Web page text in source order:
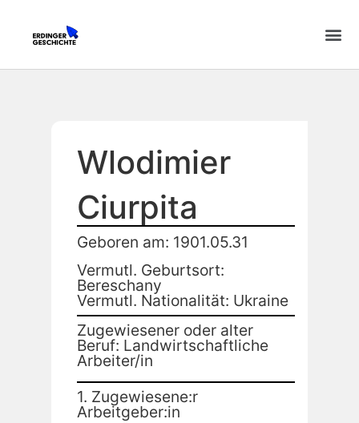
Wlodimier
Ciurpita
Geboren am: 1901.05.31
Vermutl. Geburtsort:
Bereschany
Vermutl. Nationalität: Ukraine
Zugewiesener oder alter
Beruf: Landwirtschaftliche
Arbeiter/in
1. Zugewiesene:r
Arbeitgeber:in